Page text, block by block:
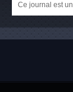
Ce journal est